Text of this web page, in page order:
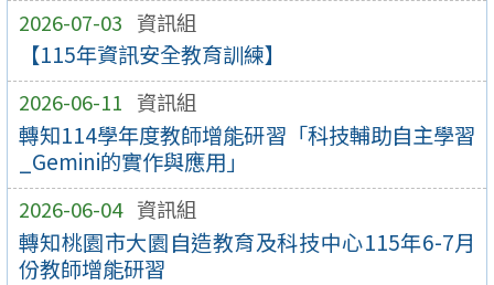
2026-07-03 資訊組
【115年資訊安全教育訓練】
2026-06-11 資訊組
轉知114學年度教師增能研習「科技輔助自主學習
_Gemini的實作與應用」
2026-06-04 資訊組
轉知桃園市大園自造教育及科技中心115年6-7月
份教師增能研習